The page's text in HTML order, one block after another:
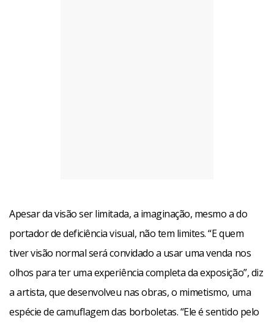
Apesar da visão ser limitada, a imaginação, mesmo a do
portador de deficiência visual, não tem limites. “E quem
tiver visão normal será convidado a usar uma venda nos
olhos para ter uma experiência completa da exposição”, diz
a artista, que desenvolveu nas obras, o mimetismo, uma
espécie de camuflagem das borboletas. “Ele é sentido pelo